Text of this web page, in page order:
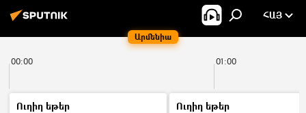
Արմենիա
ՀԱՅ
00:00 01:00
Ուղիղ եթեր
Ուղիղ եթեր